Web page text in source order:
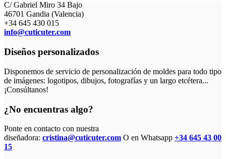
C/ Gabriel Miro 34 Bajo
46701 Gandia (Valencia)
+34 645 430 015
info@cuticuter.com
Diseños personalizados
Disponemos de servicio de personalización de moldes para todo tipo
de imágenes: logotipos, dibujos, fotografías y un largo etcétera...
¡Consúltanos!
¿No encuentras algo?
Ponte en contacto con nuestra
diseñadora: cristina@cuticuter.com O en Whatsapp +34 645 43 00
15